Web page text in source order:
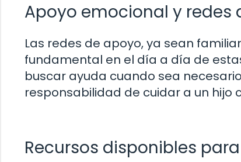
Apoyo emocional y redes
Las redes de apoyo, ya sean
fundamental en el día a día de
buscar ayuda cuando sea
responsabilidad de cuidar a un hijo
Recursos disponibles